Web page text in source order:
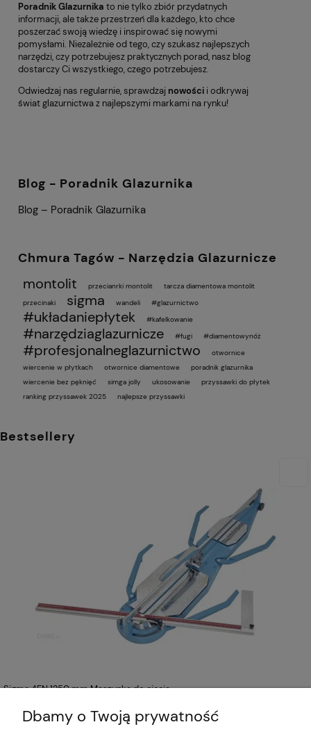
Poradnik Glazurnika to nie tylko zbiór przydatnych
informacji, ale także przestrzeń dla każdego, kto chce
poszerzać swoją wiedzę i inspirować się nowymi
pomysłami. Niezależnie od tego, czy szukasz najlepszych
narzędzi, czy potrzebujesz praktycznych porad, nasz blog
dostarczy Ci wszystkiego, czego potrzebujesz.
Odwiedzaj nas regularnie, sprawdzaj nowości i odkrywaj
świat glazurnictwa z najlepszymi markami na rynku!
Blog - Poradnik Glazurnika
Blog – Poradnik Glazurnika
Chmura Tagów - Narzędzia Glazurnicze
montolit przecianrki montolit
tarcza diamentowa montolit
przecinaki
sigma wandeli #glazurnictwo
#układaniepłytek #kafelkowanie
#narzędziaglazurnicze #fugi #diamentowynóż
#profesjonalneglazurnictwo
otwornice
wiercenie w płytkach
otwornice diamentowe
poradnik glazurnika
wiercenie bez pęknięć
simga jolly ukosowanie
przyssawki do płytek
ranking przyssawek 2025
najlepsze przyssawki
Bestsellery
Sigma 4EN 1250 mm Maszynka do cięcia
Dbamy o Twoją prywatność